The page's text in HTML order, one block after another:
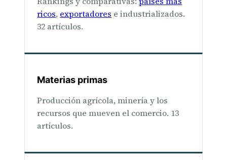
ricos, exportadores e industrializados.
32 artículos.
Materias primas
Producción agrícola, minería y los
recursos que mueven el comercio. 13
artículos.